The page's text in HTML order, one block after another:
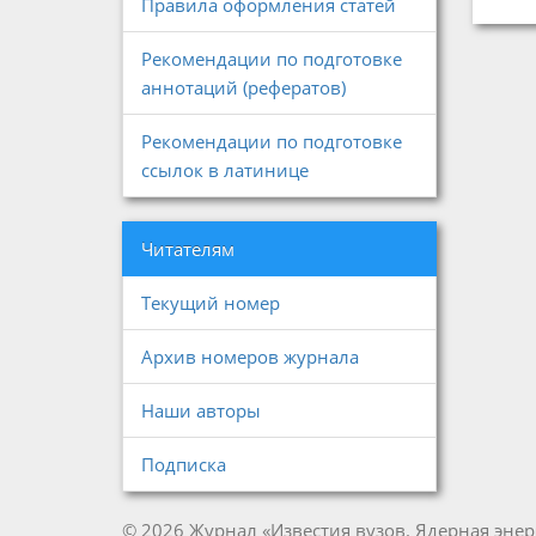
Правила оформления статей
Рекомендации по подготовке
аннотаций (рефератов)
Рекомендации по подготовке
ссылок в латинице
Читателям
Текущий номер
Архив номеров журнала
Наши авторы
Подписка
© 2026 Журнал «Известия вузов. Ядерная